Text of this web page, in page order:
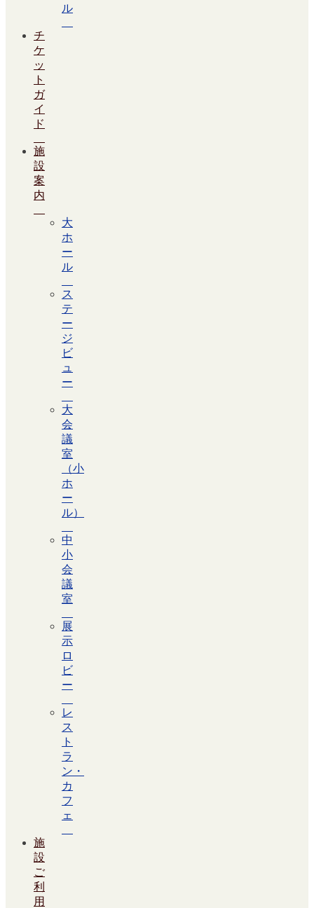
ル
チ
ケ
ッ
ト
ガ
イ
ド
施
設
案
内
大
ホ
ー
ル
ス
テ
ー
ジ
ビ
ュ
ー
大
会
議
室
（小
ホ
ー
ル）
中
小
会
議
室
展
示
ロ
ビ
ー
レ
ス
ト
ラ
ン・
カ
フ
ェ
施
設
ご
利
用